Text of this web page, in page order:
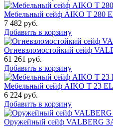
Мебельный сейф AIKO T 280
7 482 руб.
Добавить в корзину
Огневзломостойкий сейф
61 261 руб.
Добавить в корзину
Мебельный сейф AIKO Т 23 EL
6 224 руб.
Добавить в корзину
Оружейный сейф VALBERG